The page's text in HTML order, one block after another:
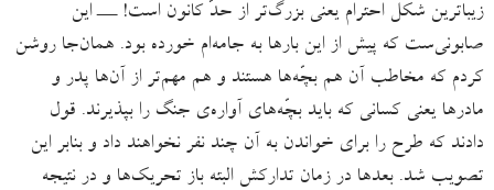
زیباترین شکل احترام یعنی بزرگ‌تر از حدّ کانون است! ـــ این
صابونی‌ست که پیش از این بارها به جامه‌ام خورده بود. همان‌جا روشن
کردم که مخاطب آن هم بچّه‌ها هستند و هم مهم‌تر از آن‌ها پدر و
مادرها یعنی کسانی که باید بچّه‌های آواره‌ی جنگ را بپذیرند. قول
دادند که طرح را برای خواندن به آن چند نفر نخواهند داد و بنابر این
تصویب شد. بعدها در زمان تدارکش البته باز تحریک‌ها و در نتیجه